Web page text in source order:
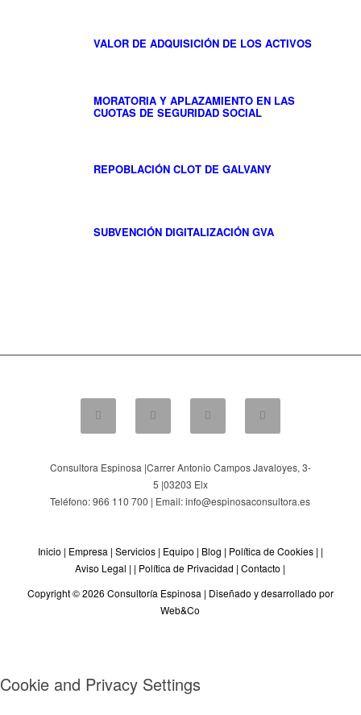
VALOR DE ADQUISICIÓN DE LOS ACTIVOS
MORATORIA Y APLAZAMIENTO EN LAS
CUOTAS DE SEGURIDAD SOCIAL
REPOBLACIÓN CLOT DE GALVANY
SUBVENCIÓN DIGITALIZACIÓN GVA
Consultora Espinosa |Carrer Antonio Campos Javaloyes, 3-
5 |03203 Elx
Teléfono: 966 110 700 | Email: info@espinosaconsultora.es
Inicio | Empresa | Servicios| Equipo | Blog | Política de Cookies| |
Aviso Legal | | Política de Privacidad |Contacto |
Copyright © 2026 Consultoría Espinosa | Diseñado y desarrollado por
Web&Co
Cookie and Privacy Settings